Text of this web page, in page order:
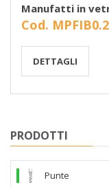
Manufatti in
Cod.
DETTAGLI
PRODOTTI
Punte